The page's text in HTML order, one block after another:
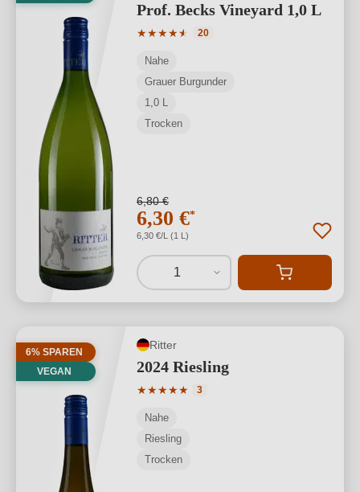
Prof. Becks Vineyard 1,0 L
★★★★★
★
Durchschnittliche Bewertung von 4.7
20
Nahe
Grauer Burgunder
1,0 L
Trocken
6,80 €
6,30 €*
6,30 €/L (1 L)
1
6% SPAREN
VEGAN
Ritter
2024 Riesling
★★★★★
Durchschnittliche Bewertung von 5
3
Nahe
Riesling
Trocken